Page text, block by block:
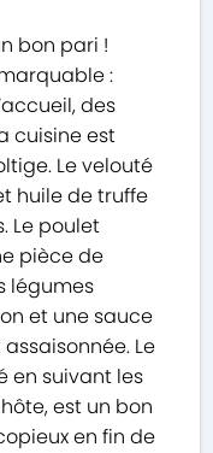
bon pari !
:
des
cuisine est
Le velouté
huile de truffe
Le poulet
pièce de
légumes
et une sauce
Le
en suivant les
est un bon
en fin de